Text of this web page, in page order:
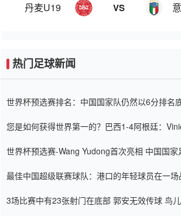
丹麦U19 VS
热门足球新闻
世界杯预选赛排名：中国国家队仍然以6分排名
您是如何获得世界第一的？巴西1-4阿根廷：
世界杯预选赛-Wang Yudong首次亮相 中国国家
最佳中国超级联赛球队：港口的年轻球员在一场
3场比赛中有23张射门在底部 郭安无效传球 鸟